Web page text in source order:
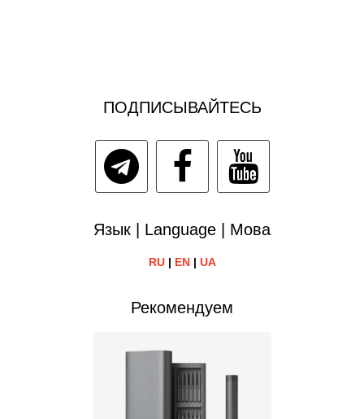
ПОДПИСЫВАЙТЕСЬ
Язык | Language | Мова
RU| EN| UA
Рекомендуем